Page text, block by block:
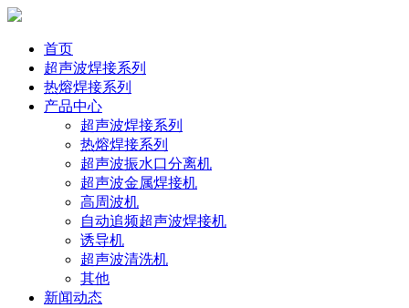
首页
超声波焊接系列
热熔焊接系列
产品中心
超声波焊接系列
热熔焊接系列
超声波振水口分离机
超声波金属焊接机
高周波机
自动追频超声波焊接机
诱导机
超声波清洗机
其他
新闻动态